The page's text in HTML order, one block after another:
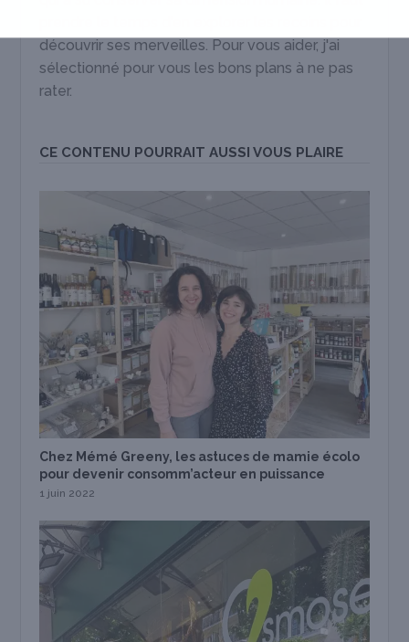
découvrir ses merveilles. Pour vous aider, j'ai
sélectionné pour vous les bons plans à ne pas
rater.
CE CONTENU POURRAIT AUSSI VOUS PLAIRE
Chez Mémé Greeny, les astuces de mamie écolo
pour devenir consomm’acteur en puissance
1 juin 2022